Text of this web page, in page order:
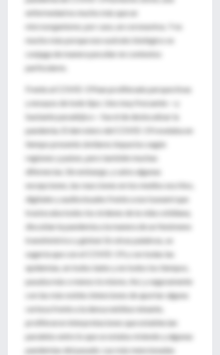
enfermedad es mucho más que un
microorganismo; por caso, un coronavirus. Y es
mucho más porque ese sustrato biológico se
conjuga de manera peculiar en contextos
particulares.
Frente al COVID-19 han proliferado perspectivas
y ensayos de todo tipo. Uno muy frecuente —y
bastante paradójico— fue el de deslocalizar la
pandemia. El derrotero del COVID-19 revelaba en
tiempo presente similares impactos según
regiones y países, pero también muchas
diferencias. Sin embargo, y salvo algunas
excepciones, las reacciones en los medios escritos,
digitales y audiovisuales frente a ese tsunami que
trastocaba todos los órdenes de la vida cotidiana,
discutían la pandemia a la manera de un fenómeno
transhistórico y global. En otras palabras, se
sugería que con el COVID-19 y con todas las
epidemias, en todos lados y en todos los tiempos,
pasaba más o menos lo mismo. Así, y seguramente
con las más nobles intenciones de aportar alguna
certeza frente a la densa neblina reinante,
proliferaron interpretaciones que establecían
paralelos entre lo que se estaba viviendo y algunas
pandemias del pasado. Las más mencionadas